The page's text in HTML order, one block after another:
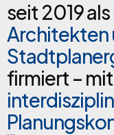
seit 2019 als
Architekten
firmiert –